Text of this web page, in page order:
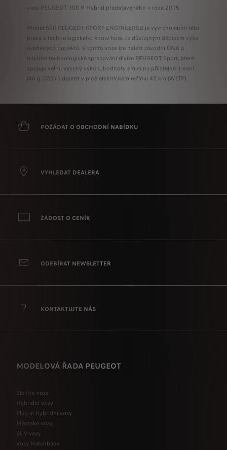
vozu PEUGEOT 308 R Hybrid představeného v roce 2015.
Model 508 PEUGEOT SPORT ENGINEERED je vyvrcholením této
práce a technologického know-how. Je důstojným dědicem výše
uvedených projektů. V tomto voze lze nalézt závodní DNA a
mistrné technologické zpracování divize PEUGEOT Sport, které
spojuje velmi vysoký výkon, hodnoty emisí na přijatelné úrovni
(46 g CO2) a dojezd v plně elektrickém režimu 42 km (WLTP).
POŽÁDAT O OBCHODNÍ NABÍDKU
VYHLEDAT DEALERA
ŽÁDOST O CENÍK
ODEBÍRAT NEWSLETTER
KONTAKTUJTE NÁS
MODELOVÁ ŘADA PEUGEOT
Elektro vozy
Hybridní vozy
Plug-in hybridní vozy
Městské vozy
SUV vozy
Vozy Hatchback